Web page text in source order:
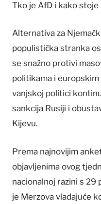
Tko je AfD i kako stoje
Alternativa za
populistička stranka
se snažno protivi
politikama i
vanjskoj politici
sankcija Rusiji i
Kijevu.
Prema najnovijim
objavljenima ovog
nacionalnoj razini s 29
je Merzova vladajuće